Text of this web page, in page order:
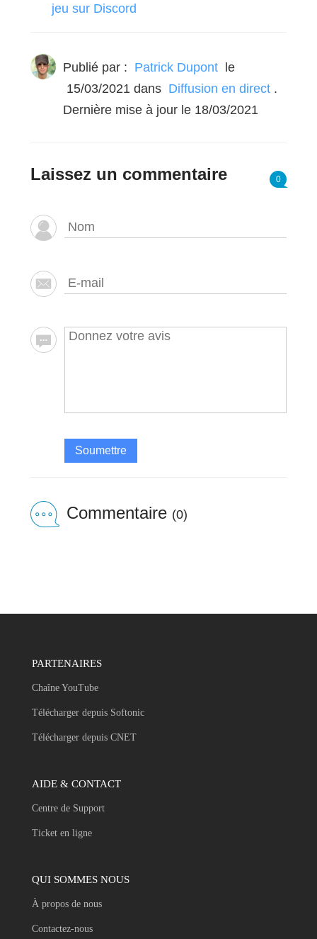
jeu sur Discord
Publié par : Patrick Dupont le
15/03/2021 dans Diffusion en direct .
Dernière mise à jour le 18/03/2021
Laissez un commentaire 0
Soumettre
Commentaire (0)
PARTENAIRES
Chaîne YouTube
Télécharger depuis Softonic
Télécharger depuis CNET
AIDE & CONTACT
Centre de Support
Ticket en ligne
QUI SOMMES NOUS
À propos de nous
Contactez-nous